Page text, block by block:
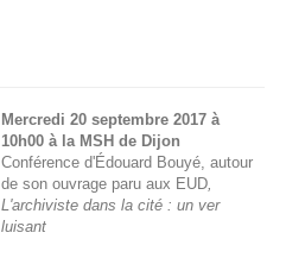
Mercredi 20 septembre 2017 à
10h00 à la MSH de Dijon
Conférence d'Édouard Bouyé, autour
de son ouvrage paru aux EUD,
L'archiviste dans la cité : un ver
luisant